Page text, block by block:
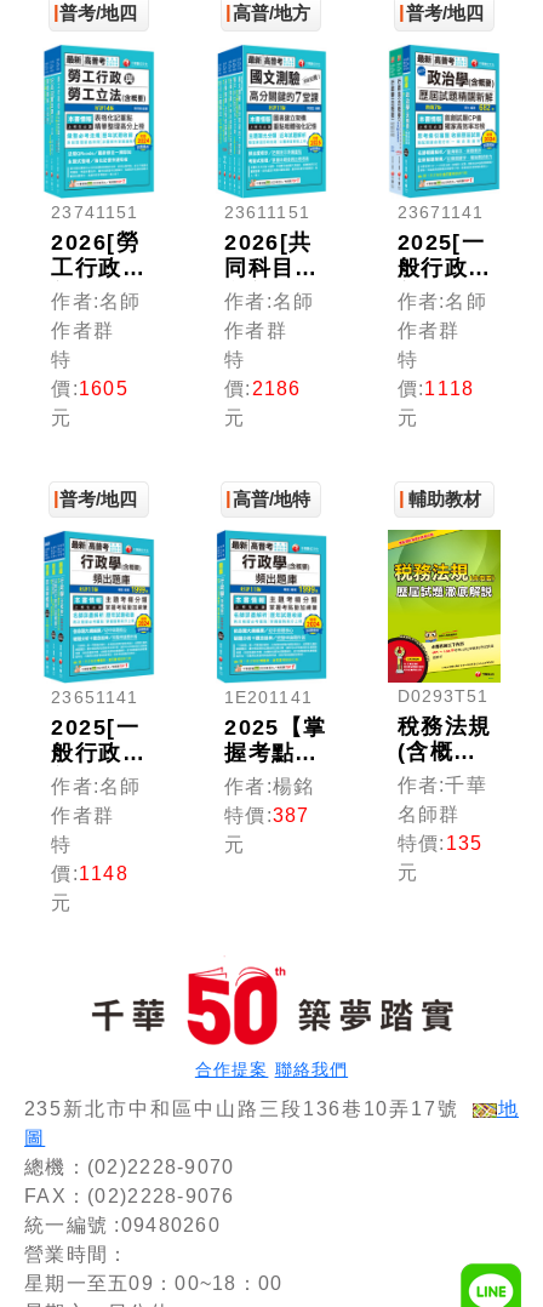
普考/地四
23741151
2026[勞
工行政]
普通考
試/地方
四等課文
版套書：
全面收錄
重點，以
必考關鍵
作者:名師
作者群
特
價:1605
元
高普/地方
23611151
2026[共
同科目]
高普考／
地方三四
等課文版
套書：天
羅地網涵
蓋考試應
緊扣各類
作者:名師
作者群
特
價: 2186
元
普考/地四
23671141
2025[一
般行政]
普通考試
／地方四
等歷屆試
題版套
書：市面
上內容最
觀命題趨
作者:名師
作者群
特
價:1118
元
普考/地四
23651141
2025[一
般行政]
普通考試
／地方四
等頻出題
庫版套
書：收錄
完整必讀
易記！
作者:名師
作者群
特
價:1148
元
高普/地特
1E201141
2025【掌
握考點勤
加練筆】
行政學
(含概要)
頻出題庫
方特考／
各類特
考）
作者:楊銘
特價:387
元
輔助教材
D0293T51
稅務法規
(含概
要)101~103
年歷屆試
題澈底解
說[高普
地特]
作者:千華
名師群
特價: 135
元
合作提案 聯絡我們
235新北市中和區中山路三段136巷10弄17號
地
圖
總機：(02)2228-9070
FAX：(02)2228-9076
統一編號 :09480260
營業時間：
星期一至五09：00~18：00